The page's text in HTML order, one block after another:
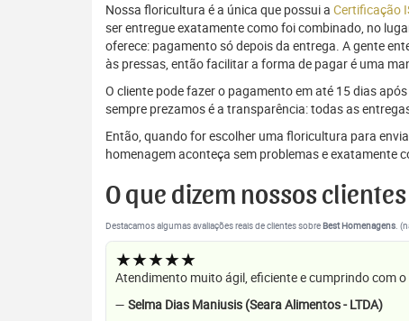
Nossa floricultura é a única que possui a Certificação
ser entregue exatamente como foi combinado, no
oferece: pagamento só depois da entrega. A gente
às pressas, então facilitar a forma de pagar é uma
O cliente pode fazer o pagamento em até 15 dias
sempre prezamos é a transparência: todas as
Então, quando for escolher uma floricultura para
homenagem aconteça sem problemas e exatamente
O que dizem nossos clientes
Destacamos algumas avaliações reais de clientes sobreBest Homenagens.
★★★★★
Atendimento muito ágil, eficiente e cumprindo com
— Selma Dias Maniusis (Seara Alimentos - LTDA)